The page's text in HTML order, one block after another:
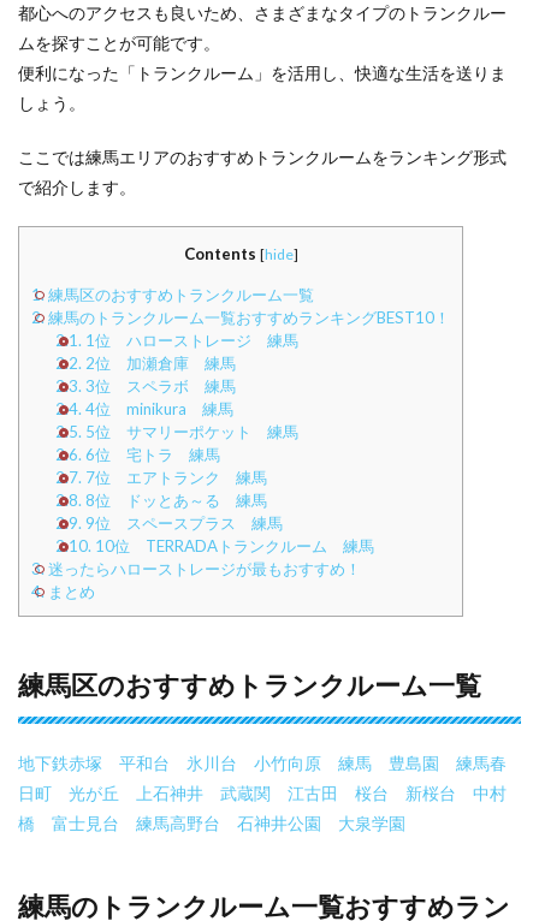
都心へのアクセスも良いため、さまざまなタイプのトランクルー
ムを探すことが可能です。
便利になった「トランクルーム」を活用し、快適な生活を送りま
しょう。
ここでは練馬エリアのおすすめトランクルームをランキング形式
で紹介します。
Contents [hide]
1.練馬区のおすすめトランクルーム一覧
2.練馬のトランクルーム一覧おすすめランキングBEST10！
2.1. 1位 ハローストレージ 練馬
2.2. 2位 加瀬倉庫 練馬
2.3. 3位 スペラボ 練馬
2.4. 4位 minikura 練馬
2.5. 5位 サマリーポケット 練馬
2.6. 6位 宅トラ 練馬
2.7. 7位 エアトランク 練馬
2.8. 8位 ドッとあ～る 練馬
2.9. 9位 スペースプラス 練馬
2.10. 10位 TERRADAトランクルーム 練馬
3.迷ったらハローストレージが最もおすすめ！
4. まとめ
練馬区のおすすめトランクルーム一覧
地下鉄赤塚 平和台 氷川台 小竹向原 練馬 豊島園
練馬春
日町
光が丘 上石神井 武蔵関 江古田 桜台 新桜台
中村
橋
富士見台 練馬高野台 石神井公園 大泉学園
練馬のトランクルーム一覧おすすめラン